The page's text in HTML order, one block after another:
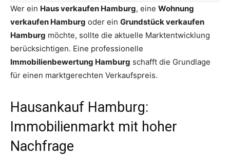
Wer ein Haus verkaufen Hamburg, eine Wohnung
verkaufen Hamburg oder ein Grundstück verkaufen
Hamburg möchte, sollte die aktuelle Marktentwicklung
berücksichtigen. Eine professionelle
Immobilienbewertung Hamburg schafft die Grundlage
für einen marktgerechten Verkaufspreis.
Hausankauf Hamburg:
Immobilienmarkt mit hoher
Nachfrage